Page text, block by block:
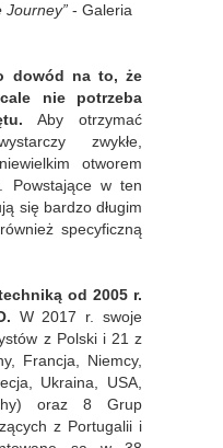
Journey” - Galeria
dowód na to, że
nie potrzeba
Aby otrzymać
zwykłe,
otworem
Powstające w ten
się bardzo długim
specyficzną
od 2005 r.
W 2017 r. swoje
z Polski i 21 z
Francja, Niemcy,
Ukraina, USA,
oraz 8 Grup
z Portugalii i